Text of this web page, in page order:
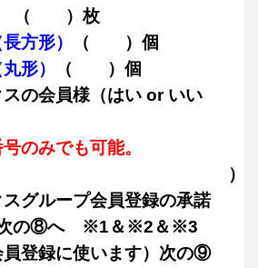
（ ）枚
方形）
（ ）個
形）
（ ）個
の会員様（はい or いい
のみでも可能。
）
グループ会員登録の承諾
次の⑧へ ※1＆※2＆※3
登録に使います）次の⑨